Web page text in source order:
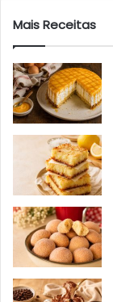
Mais Receitas